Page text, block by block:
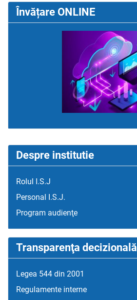
Despre institutie
Rolul I.S.J
Personal I.S.J.
Program audienţe
Transparenţa decizională
Legea 544 din 2001
Regulamente interne
Învățare ONLINE